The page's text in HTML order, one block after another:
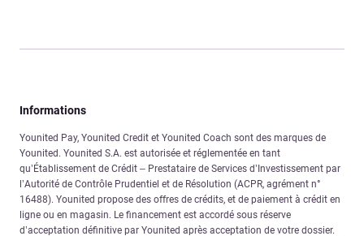
Informations
Younited Pay, Younited Credit et Younited Coach sont des marques de
Younited. Younited S.A. est autorisée et réglementée en tant
qu’Établissement de Crédit – Prestataire de Services d’Investissement par
l’Autorité de Contrôle Prudentiel et de Résolution (ACPR, agrément n°
16488). Younited propose des offres de crédits, et de paiement à crédit en
ligne ou en magasin. Le financement est accordé sous réserve
d’acceptation définitive par Younited après acceptation de votre dossier.